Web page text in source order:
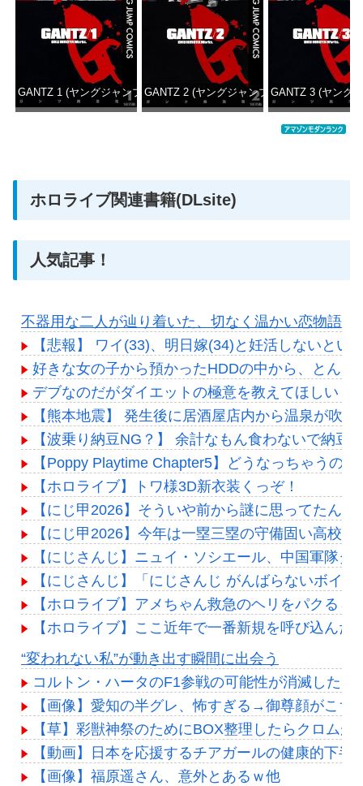
GANTZ 1 (ヤングジャンプコミックスDIGITAL)
GANTZ 2 (ヤングジャンプコミックス
GANTZ 3 (ヤング
ホロライブ関連書籍(DLsite)
人気記事！
不器用な二人が辿り着いた、切なく温かい恋物語
【悲報】 ワイ(33)、明日嫁(34)と妊活しないとい
好きな女の子から預かったHDDの中から、とん
デブなのだがダイエットの極意を教えてほしい
【熊本地震】 発生後に居酒屋店内から温泉が吹
【波乗り納豆NG？】 余計なもん食わないで納豆
【Poppy Playtime Chapter5】どうなっちゃうの
【ホロライブ】トワ様3D新衣装くっぞ！
【にじ甲2026】そういや前から謎に思ってたん
【にじ甲2026】今年は一塁三塁の守備固い高校多
【にじさんじ】ニュイ・ソシエール、中国軍隊ダ
【にじさんじ】「にじさんじ がんばらないボイ
【ホロライブ】アメちゃん救急のヘリをパクる→
【ホロライブ】ここ近年で一番新規を呼び込んだ
Powered by livedoor 相互RSS
“変われない私”が動き出す瞬間に出会う
コルトン・ハータのF1参戦の可能性が消滅したら
【画像】愛知の半グレ、怖すぎる→御尊顔がこち
【草】彩獣神祭のためにBOX整理したらクロ
【動画】日本を応援するチアガールの健康的下半
【画像】福原遥さん、意外とあるｗ他